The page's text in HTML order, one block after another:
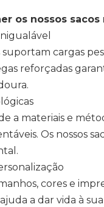
os nossos
suportam cargas
reforçadas
a materiais e
Os nossos
cores e
a dar vida à